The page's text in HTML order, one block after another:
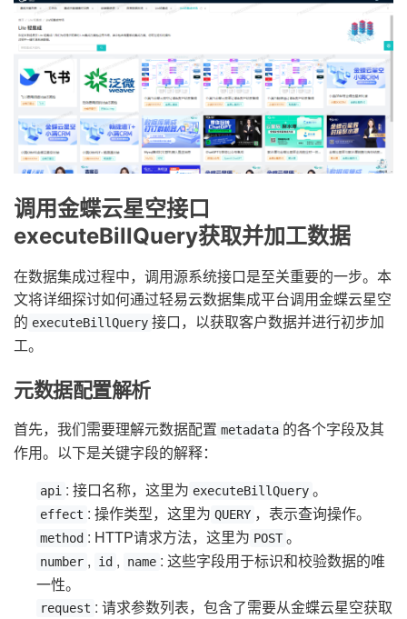
调用金蝶云星空接口
executeBillQuery获取并加工数据
在数据集成过程中，调用源系统接口是至关重要的一步。本
文将详细探讨如何通过轻易云数据集成平台调用金蝶云星空
的 executeBillQuery 接口，以获取客户数据并进行初步加
工。
元数据配置解析
首先，我们需要理解元数据配置 metadata 的各个字段及其
作用。以下是关键字段的解释：
api : 接口名称，这里为 executeBillQuery 。
effect : 操作类型，这里为 QUERY ，表示查询操作。
method : HTTP请求方法，这里为 POST 。
number , id , name : 这些字段用于标识和校验数据的唯
一性。
request : 请求参数列表，包含了需要从金蝶云星空获取